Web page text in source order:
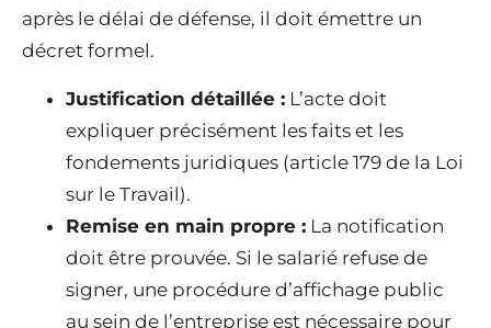
après le délai de défense, il doit émettre un
décret formel.
Justification détaillée : L’acte doit
expliquer précisément les faits et les
fondements juridiques (article 179 de la Loi
sur le Travail).
Remise en main propre : La notification
doit être prouvée. Si le salarié refuse de
signer, une procédure d’affichage public
au sein de l’entreprise est nécessaire pour